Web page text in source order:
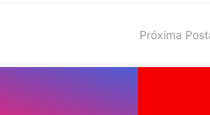
Próxima